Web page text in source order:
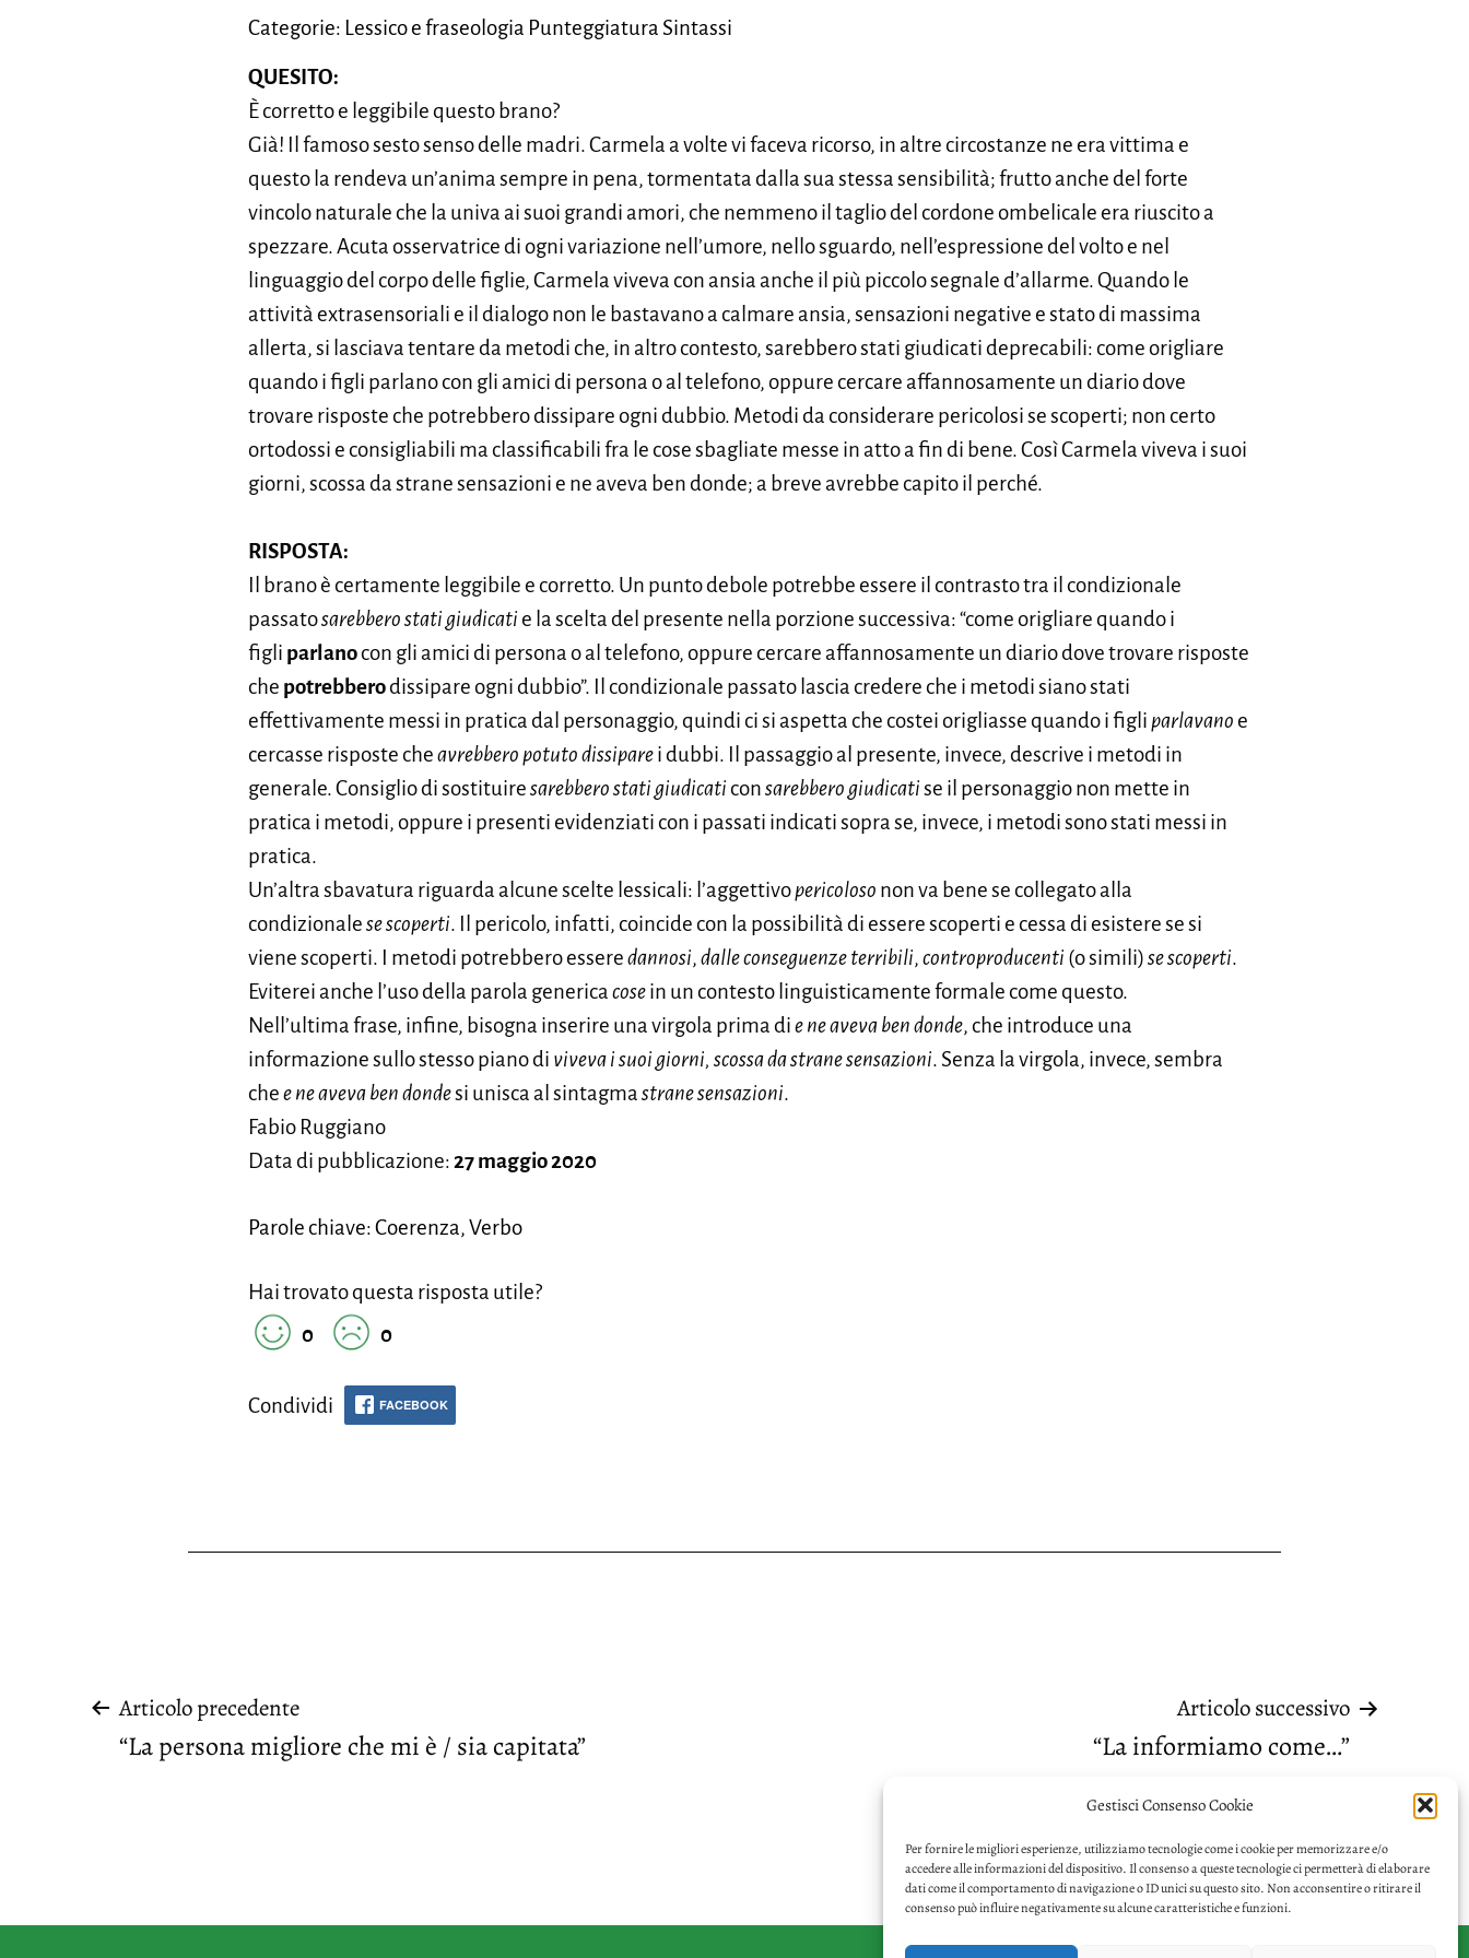
Gestisci Consenso Cookie
Per fornire le migliori esperienze, utilizziamo tecnologie come i cookie per memorizzare e/o
accedere alle informazioni del dispositivo. Il consenso a queste tecnologie ci permetterà di elaborare
dati come il comportamento di navigazione o ID unici su questo sito. Non acconsentire o ritirare il
consenso può influire negativamente su alcune caratteristiche e funzioni.
Categorie: Lessico e fraseologia Punteggiatura Sintassi
QUESITO:
È corretto e leggibile questo brano?
Già! Il famoso sesto senso delle madri. Carmela a volte vi faceva ricorso, in altre circostanze ne era vittima e
questo la rendeva un’anima sempre in pena, tormentata dalla sua stessa sensibilità; frutto anche del forte
vincolo naturale che la univa ai suoi grandi amori, che nemmeno il taglio del cordone ombelicale era riuscito a
spezzare. Acuta osservatrice di ogni variazione nell’umore, nello sguardo, nell’espressione del volto e nel
linguaggio del corpo delle figlie, Carmela viveva con ansia anche il più piccolo segnale d’allarme. Quando le
attività extrasensoriali e il dialogo non le bastavano a calmare ansia, sensazioni negative e stato di massima
allerta, si lasciava tentare da metodi che, in altro contesto, sarebbero stati giudicati deprecabili: come origliare
quando i figli parlano con gli amici di persona o al telefono, oppure cercare affannosamente un diario dove
trovare risposte che potrebbero dissipare ogni dubbio. Metodi da considerare pericolosi se scoperti; non certo
ortodossi e consigliabili ma classificabili fra le cose sbagliate messe in atto a fin di bene. Così Carmela viveva i suoi
giorni, scossa da strane sensazioni e ne aveva ben donde; a breve avrebbe capito il perché.
RISPOSTA:
Il brano è certamente leggibile e corretto. Un punto debole potrebbe essere il contrasto tra il condizionale
passatosarebbero stati giudicatie la scelta del presente nella porzione successiva: “come origliare quando i
figli parlanocon gli amici di persona o al telefono, oppure cercare affannosamente un diario dove trovare risposte
che potrebberodissipare ogni dubbio”. Il condizionale passato lascia credere che i metodi siano stati
effettivamente messi in pratica dal personaggio, quindi ci si aspetta che costei origliasse quando i figli parlavanoe
cercasse risposte cheavrebbero potuto dissiparei dubbi. Il passaggio al presente, invece, descrive i metodi in
generale. Consiglio di sostituiresarebbero stati giudicaticonsarebbero giudicatise il personaggio non mette in
pratica i metodi, oppure i presenti evidenziati con i passati indicati sopra se, invece, i metodi sono stati messi in
pratica.
Un’altra sbavatura riguarda alcune scelte lessicali: l’aggettivopericoloso non va bene se collegato alla
condizionalese scoperti. Il pericolo, infatti, coincide con la possibilità di essere scoperti e cessa di esistere se si
viene scoperti. I metodi potrebbero esseredannosi,dalle conseguenze terribili,controproducenti (o simili)se scoperti.
Eviterei anche l’uso della parola genericacosein un contesto linguisticamente formale come questo.
Nell’ultima frase, infine, bisogna inserire una virgola prima die ne aveva ben donde, che introduce una
informazione sullo stesso piano di viveva i suoi giorni, scossa da strane sensazioni. Senza la virgola, invece, sembra
chee ne aveva ben dondesi unisca al sintagmastrane sensazioni.
Fabio Ruggiano
Data di pubblicazione:27 maggio 2020
Parole chiave: Coerenza, Verbo
Hai trovato questa risposta utile?
0
0
Condividi FACEBOOK
Navigazione
articoli
Articolo precedente
“La persona migliore che mi è / sia capitata”
Articolo successivo
“La informiamo come…”